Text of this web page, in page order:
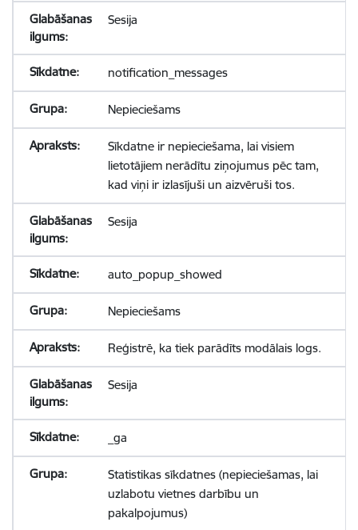
Sesija
notification_messages
Nepieciešams
Sīkdatne ir nepieciešama, lai visiem
lietotājiem nerādītu ziņojumus pēc tam,
kad viņi ir izlasījuši un aizvēruši tos.
Sesija
auto_popup_showed
Nepieciešams
Reģistrē, ka tiek parādīts modālais logs.
Sesija
_ga
Statistikas sīkdatnes (nepieciešamas, lai
uzlabotu vietnes darbību un
pakalpojumus)